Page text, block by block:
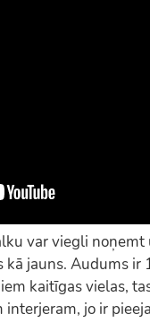
var viegli
jauns. Audums ir
kaitīgas vielas,
jo ir